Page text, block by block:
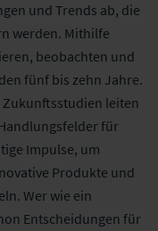
und Trends ab, die
werden. Mithilfe
beobachten und
fünf bis zehn Jahre.
Zukunftsstudien leiten
für
Impulse, um
Produkte und
Wer wie ein
Entscheidungen für